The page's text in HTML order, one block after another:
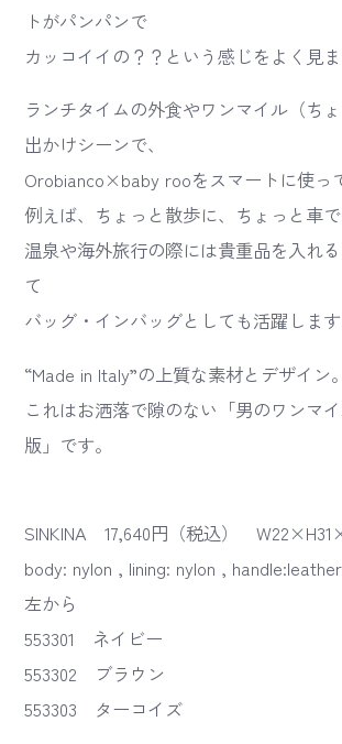
トがパンパンで
カッコイイの？？という感じをよく見ま
ランチタイムの外食やワンマイル（ち
出かけシーンで、
Orobianco×baby rooをスマートに使っ
例えば、ちょっと散歩に、ちょっと車で
温泉や海外旅行の際には貴重品を入れ
て
バッグ・インバッグとしても活躍します
“Made in Italy”の上質な素材とデザイン。
これはお洒落で隙のない「男のワンマ
版」です。
SINKINA 17,640円（税込）
body: nylon , lining: nylon , handle:leather
左から
553301 ネイビー
553302 ブラウン
553303 ターコイズ